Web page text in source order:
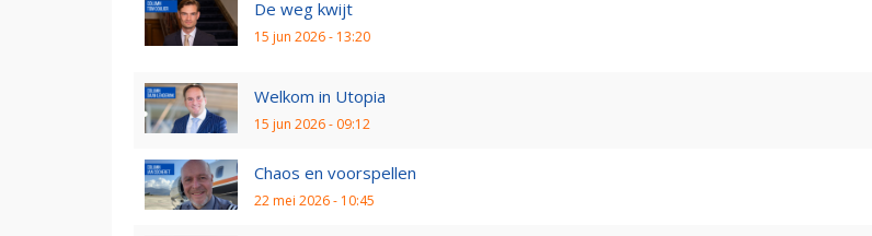
De weg kwijt
15 jun 2026 - 13:20
Welkom in Utopia
15 jun 2026 - 09:12
Chaos en voorspellen
22 mei 2026 - 10:45